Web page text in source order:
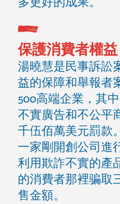
保護消費者權益
湯曉慧是民事訴訟
益的保障和舉報者
500高端企業，其
不實廣告和不公平
千伍佰萬美元罰款
一家剛開創公司進
利用欺詐不實的產
的消費者那裡骗取
售金額。